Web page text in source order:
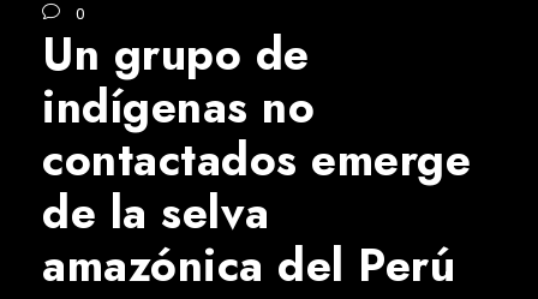
0
Un grupo de
indígenas no
contactados emerge
de la selva
amazónica del Perú